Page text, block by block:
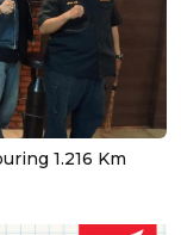
1.216 Km